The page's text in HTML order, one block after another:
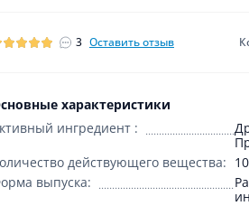
3 Оставить отзыв
характеристики
ингредиент :
действующего вещества:
выпуска: